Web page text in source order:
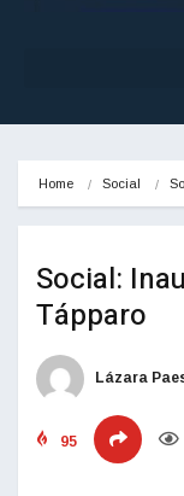
Home Social
Social:
Tápparo
Lázara
95